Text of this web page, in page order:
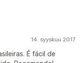
14. syyskuu 2017
É fácil de